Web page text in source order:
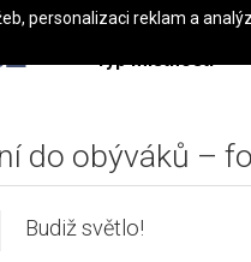
Typ místnosti
do obýváků –
Budiž světlo!
personalizaci reklam a